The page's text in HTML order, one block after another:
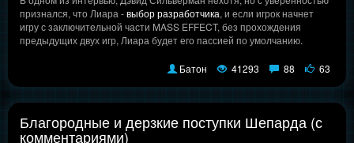
признался, что Лиара -выбор разработчика, и если игрок начнет
игру с заключительной части MASS EFFECT, без прохождения
предыдущих двух игр, Лиара будет его пассией по умолчанию.
Батон 41293 88 63
Благородные и дерзкие поступки Шепарда (с
комментариями)